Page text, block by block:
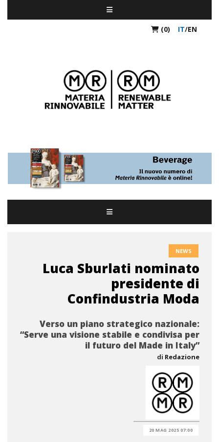
(0) IT/EN
NEWS
Luca Sburlati nominato
presidente di
Confindustria Moda
Verso un piano strategico nazionale:
“Serve una visione stabile e condivisa per
il futuro del Made in Italy”
di Redazione
20 MAG 2025 07:00